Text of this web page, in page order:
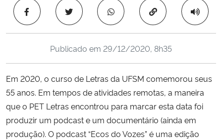
Ministério da Educação
Ministério de Minas e Energia
Ministério da Ciência, Tecnologia, Inovações e Comunicações
Ministério do Meio Ambiente
Copiar para área
Publicado em 29/12/2020, 8h35
Em 2020, o curso de Letras da UFSM comemorou seus
55 anos. Em tempos de atividades remotas, a maneira
que o PET Letras encontrou para marcar esta data foi
produzir um podcast e um documentário (ainda em
produção). O podcast “Ecos do Vozes” é uma edição